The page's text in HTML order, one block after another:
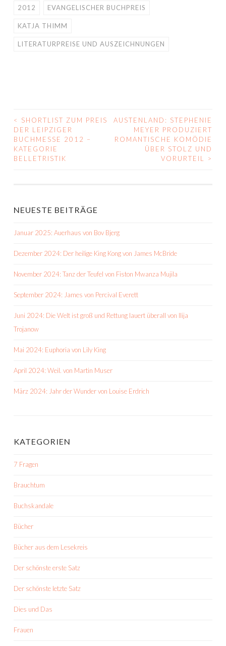
2012 EVANGELISCHER BUCHPREIS
KATJA THIMM
LITERATURPREISE UND AUSZEICHNUNGEN
BEITRAGS-
NAVIGATION
<
SHORTLIST ZUM PREIS
DER LEIPZIGER
BUCHMESSE 2012 –
KATEGORIE
BELLETRISTIK
AUSTENLAND: STEPHENIE
MEYER PRODUZIERT
ROMANTISCHE KOMÖDIE
ÜBER STOLZ UND
VORURTEIL
>
NEUESTE BEITRÄGE
Januar 2025: Auerhaus von Bov Bjerg
Dezember 2024: Der heilige King Kong von James McBride
November 2024: Tanz der Teufel von Fiston Mwanza Mujila
September 2024: James von Percival Everett
Juni 2024: Die Welt ist groß und Rettung lauert überall von Ilija
Trojanow
Mai 2024: Euphoria von Lily King
April 2024: Weil. von Martin Muser
März 2024: Jahr der Wunder von Louise Erdrich
KATEGORIEN
7 Fragen
Brauchtum
Buchskandale
Bücher
Bücher aus dem Lesekreis
Der schönste erste Satz
Der schönste letzte Satz
Dies und Das
Frauen